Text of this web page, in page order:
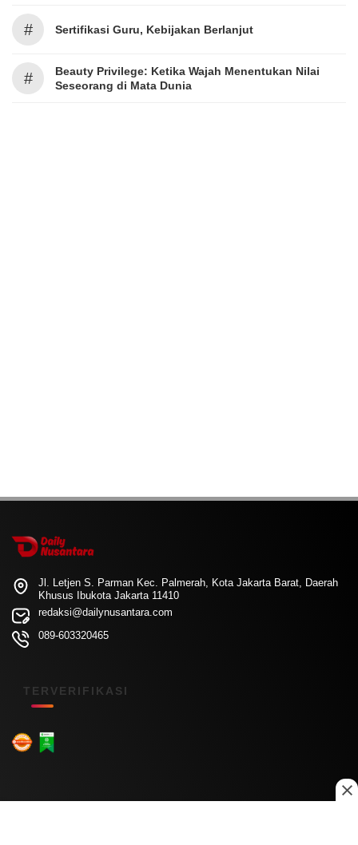
# Sertifikasi Guru, Kebijakan Berlanjut
#
Beauty Privilege: Ketika Wajah Menentukan Nilai
Seseorang di Mata Dunia
Jl. Letjen S. Parman Kec. Palmerah, Kota Jakarta Barat, Daerah
Khusus Ibukota Jakarta 11410
redaksi@dailynusantara.com
089-603320465
TERVERIFIKASI